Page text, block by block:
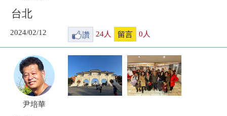
台北
2024/02/12 讚 24人 留言 0 人
尹培華